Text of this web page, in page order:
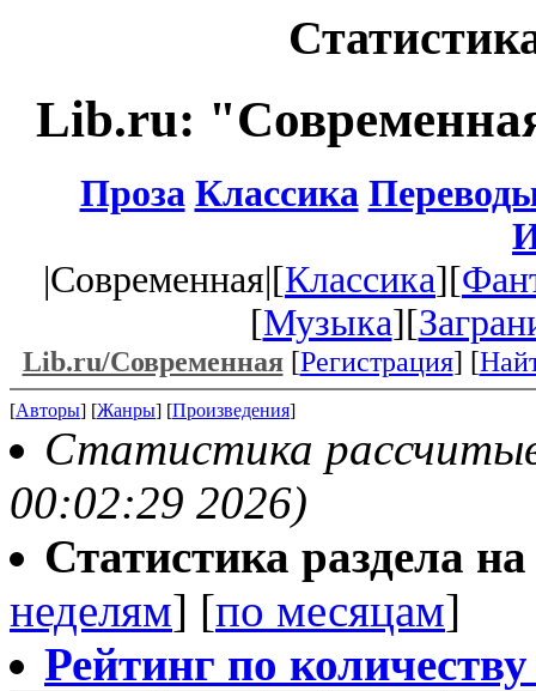
Lib.ru:
Проза Классика
|Современная|[Классика][
[Музыка][
Lib.ru/Современная[Регистрация] [
[Авторы] [Жанры] [Произведения]
Статистика
00:02:29 2026)
Статистика раздела
неделям] [по месяцам]
Рейтинг по